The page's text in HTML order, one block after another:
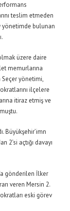
teslim etmeden
yönetimde bulunan
üzere daire
memurlarına
yönetimi,
ilçelere
itiraz etmiş ve
Büyükşehir’imn
2’si açtığı davayı
gönderilen İlker
veren Mersin 2.
eski görev